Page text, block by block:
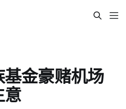
金豪赌机场
意